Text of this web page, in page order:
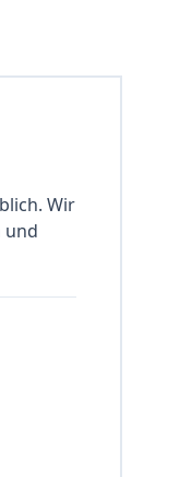
Wir
und